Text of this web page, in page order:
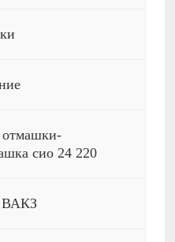
отмашки-
сио 24 220
ВАКЗ